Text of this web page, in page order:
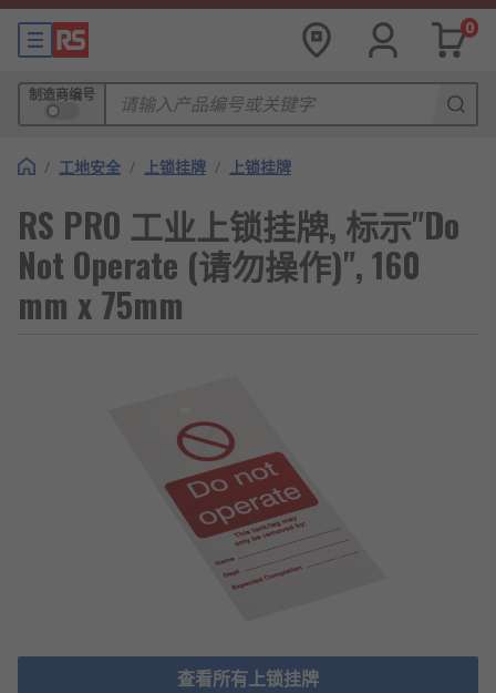
0
制造商编号
/ 工地安全 / 上锁挂牌 / 上锁挂牌
RS PRO 工业上锁挂牌, 标示"Do
Not Operate (请勿操作)", 160
mm x 75mm
查看所有上锁挂牌